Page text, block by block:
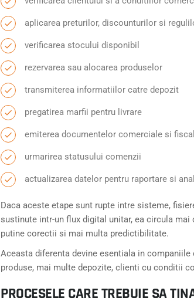
aplicarea preturilor, discounturilor si
verificarea stocului disponibil
rezervarea sau alocarea produselor
transmiterea informatiilor catre depozit
pregatirea marfii pentru livrare
emiterea documentelor comerciale si
urmarirea statusului comenzii
actualizarea datelor pentru raportare si
Daca aceste etape sunt rupte intre sisteme,
sustinute intr-un flux digital unitar, ea circula
putine corectii si mai multa predictibilitate.
Aceasta diferenta devine esentiala in
produse, mai multe depozite, clienti cu conditii
PROCESELE CARE TREBUIE SA